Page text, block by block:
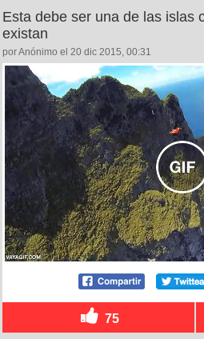
Esta debe ser una de las islas
existan
por Anónimo el 20 dic 2015, 00:31
75